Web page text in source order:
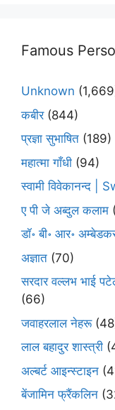
Famous
Unknown
कबीर(844)
प्रज्ञा सुभाषित (189)
महात्मा गाँधी (94)
स्वामी विवेकानन्द
ए पी जे अब्दुल कलाम
डॉ॰ बी॰ आर॰
अज्ञात (70)
सरदार वल्लभ भाई
(66)
जवाहरलाल नेहरू
लाल बहादुर शास्त्री
अल्बर्ट आइन्स्टाइन
बेंजामिन फ्रैंकलिन